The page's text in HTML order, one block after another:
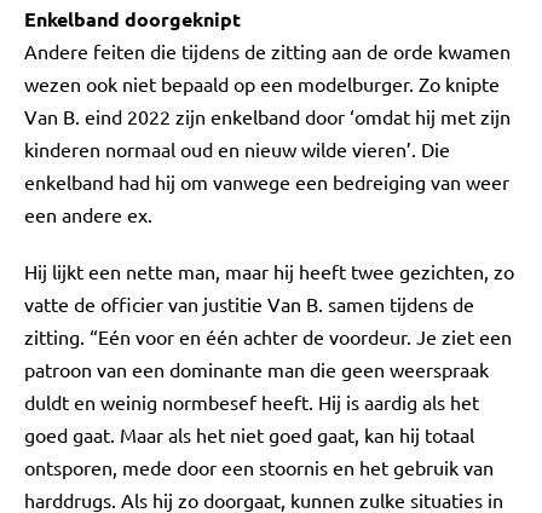
Enkelband doorgeknipt
Andere feiten die tijdens de zitting aan de orde kwamen
wezen ook niet bepaald op een modelburger. Zo knipte
Van B. eind 2022 zijn enkelband door ‘omdat hij met zijn
kinderen normaal oud en nieuw wilde vieren’. Die
enkelband had hij om vanwege een bedreiging van weer
een andere ex.
Hij lijkt een nette man, maar hij heeft twee gezichten, zo
vatte de officier van justitie Van B. samen tijdens de
zitting. “Eén voor en één achter de voordeur. Je ziet een
patroon van een dominante man die geen weerspraak
duldt en weinig normbesef heeft. Hij is aardig als het
goed gaat. Maar als het niet goed gaat, kan hij totaal
ontsporen, mede door een stoornis en het gebruik van
harddrugs. Als hij zo doorgaat, kunnen zulke situaties in